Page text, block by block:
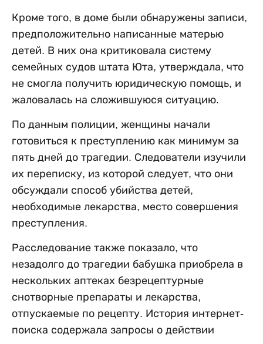
Кроме того, в доме были обнаружены записи,
предположительно написанные матерью
детей. В них она критиковала систему
семейных судов штата Юта, утверждала, что
не смогла получить юридическую помощь, и
жаловалась на сложившуюся ситуацию.
По данным полиции, женщины начали
готовиться к преступлению как минимум за
пять дней до трагедии. Следователи изучили
их переписку, из которой следует, что они
обсуждали способ убийства детей,
необходимые лекарства, место совершения
преступления.
Расследование также показало, что
незадолго до трагедии бабушка приобрела в
нескольких аптеках безрецептурные
снотворные препараты и лекарства,
отпускаемые по рецепту. История интернет-
поиска содержала запросы о действии